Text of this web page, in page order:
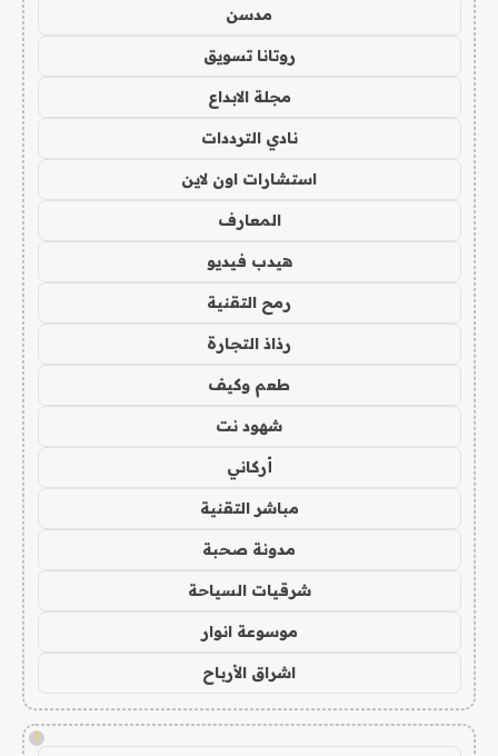
مدسن
روتانا تسويق
مجلة الابداع
نادي الترددات
استشارات اون لاين
المعارف
هيدب فيديو
رمح التقنية
رذاذ التجارة
طعم وكيف
شهود نت
أركاني
مباشر التقنية
مدونة صحبة
شرقيات السياحة
موسوعة انوار
اشراق الأرباح
!